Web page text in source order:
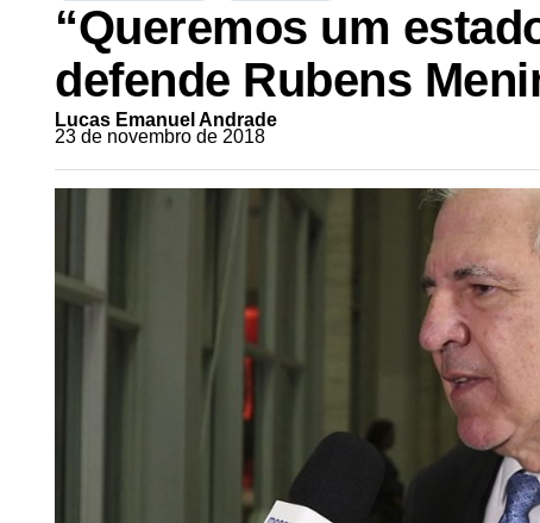
“Queremos um
defende Rubens
Lucas Emanuel Andrade
23 de novembro de 2018